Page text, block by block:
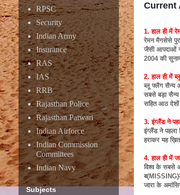
Current
1. हाल ही में
रेमन मैगसेसे
जैसी आपदाओं से
2004 की
2. हाल ही में
ब्लू फ्लैग सैन्य
सबसे बड़ा सैन्य
सहित आठ
3. इंग्लैंड ने
इंग्लैंड ने पहला
हराकर यह
4. हाल ही में
विश्व के सबसे
जारा के
RPSC
Security
Indian Army
Insurance
RAS
IAS
RRB
Rajasthan Police
Rajasthan Patwari
Indian Airforce
Indian Commission
Committees
Indian Navy
Subjects